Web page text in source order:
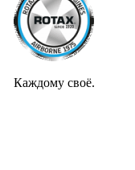
Каждому своё.